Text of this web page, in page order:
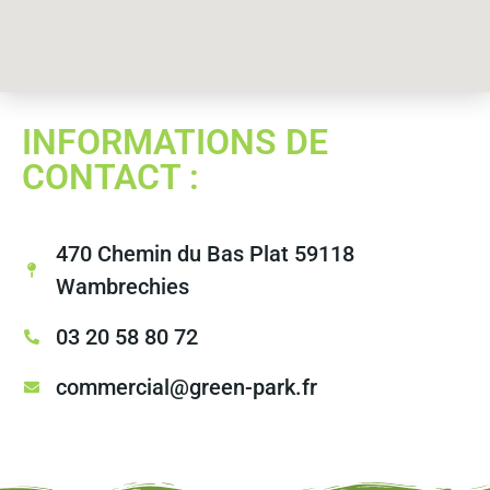
INFORMATIONS DE
CONTACT :
470 Chemin du Bas Plat 59118
Wambrechies
03 20 58 80 72
commercial@green-park.fr